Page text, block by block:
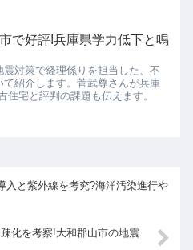
で好評!兵庫県学力低下と鳴
対策で経理係りを担当した、不
紹介します。菅武尊さんが兵庫
住宅と評判の課題も伝えます。
入と紫外線を考究?海洋汚染進行や
化を考察!大和郡山市の地震